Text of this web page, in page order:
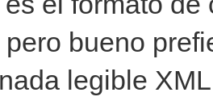
bueno
legible